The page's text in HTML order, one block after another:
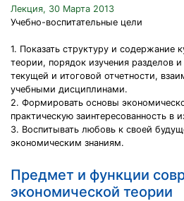
Лекция, 30 Марта 2013
Учебно-воспитательные цели
1. Показать структуру и содержание
теории, порядок изучения разделов
текущей и итоговой отчетности,
учебными дисциплинами.
2. Формировать основы
практическую заинтересованность в
3. Воспитывать любовь к своей
экономическим знаниям.
Предмет и функции
экономической теории